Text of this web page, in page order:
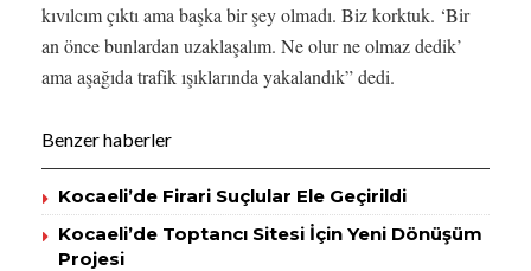
kıvılcım çıktı ama başka bir şey olmadı. Biz korktuk. ‘Bir
an önce bunlardan uzaklaşalım. Ne olur ne olmaz dedik’
ama aşağıda trafik ışıklarında yakalandık” dedi.
Benzer haberler
Kocaeli’de Firari Suçlular Ele Geçirildi
Kocaeli’de Toptancı Sitesi İçin Yeni Dönüşüm
Projesi